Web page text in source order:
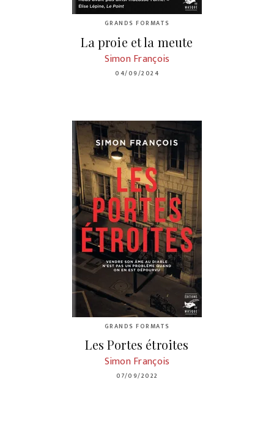
GRANDS FORMATS
La proie et la meute
Simon François
04/09/2024
GRANDS FORMATS
Les Portes étroites
Simon François
07/09/2022